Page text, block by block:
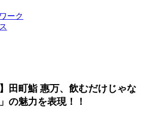
ーク
田町鮨 惠万、飲むだけじゃな
の魅力を表現！！